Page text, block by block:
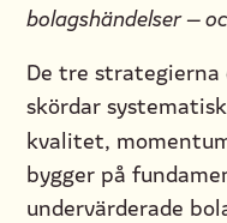
bolagshändelser —
De tre strategierna
skördar
kvalitet,
bygger på
undervärderade